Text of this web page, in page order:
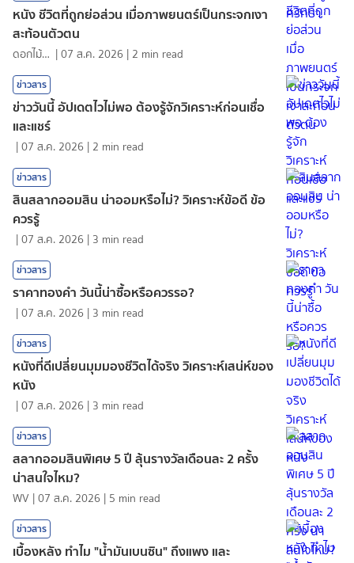
หนัง ชีวิตที่ถูกย่อส่วน เมื่อภาพยนตร์เป็นกระจกเงา
สะท้อนตัวตน
ดอกไม้กับสายน้ำ |07 ส.ค. 2026 | 2 min read
ข่าวสาร
ข่าววันนี้ อัปเดตไวไม่พอ ต้องรู้จักวิเคราะห์ก่อนเชื่อ
และแชร์
|07 ส.ค. 2026 | 2 min read
ข่าวสาร
สินสลากออมสิน น่าออมหรือไม่? วิเคราะห์ข้อดี ข้อ
ควรรู้
|07 ส.ค. 2026 | 3 min read
ข่าวสาร
ราคาทองคํา วันนี้น่าซื้อหรือควรรอ?
|07 ส.ค. 2026 | 3 min read
ข่าวสาร
หนังที่ดีเปลี่ยนมุมมองชีวิตได้จริง วิเคราะห์เสน่ห์ของ
หนัง
|07 ส.ค. 2026 | 3 min read
ข่าวสาร
สลากออมสินพิเศษ 5 ปี ลุ้นรางวัลเดือนละ 2 ครั้ง
น่าสนใจไหม?
WV |07 ส.ค. 2026 | 5 min read
ข่าวสาร
เบื้องหลัง ทำไม "น้ำมันเบนซิน" ถึงแพง และ